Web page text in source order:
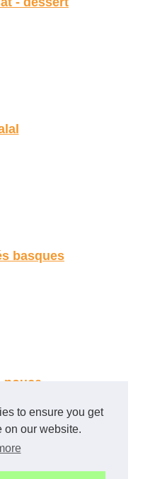
to ensure you get
on our website.
basques
pouce